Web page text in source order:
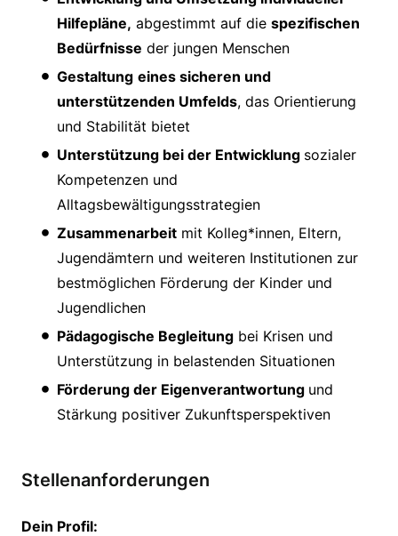
Hilfepläne, abgestimmt auf die spezifischen
Bedürfnisse der jungen Menschen
Gestaltung eines sicheren und
unterstützenden Umfelds, das Orientierung
und Stabilität bietet
Unterstützung bei der Entwicklung sozialer
Kompetenzen und
Alltagsbewältigungsstrategien
Zusammenarbeit mit Kolleg*innen, Eltern,
Jugendämtern und weiteren Institutionen zur
bestmöglichen Förderung der Kinder und
Jugendlichen
Pädagogische Begleitung bei Krisen und
Unterstützung in belastenden Situationen
Förderung der Eigenverantwortung und
Stärkung positiver Zukunftsperspektiven
Stellenanforderungen
Dein Profil: